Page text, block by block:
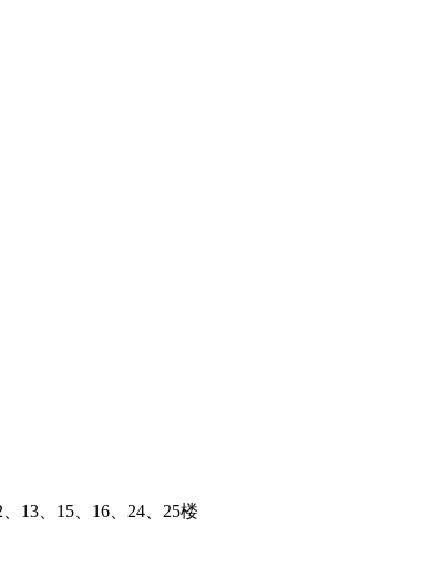
13、15、16、24、25楼